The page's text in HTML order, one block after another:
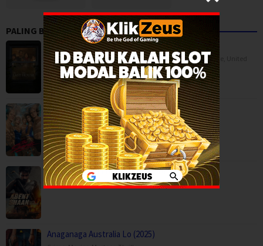
PALING BANYAK DITONTON
The Last House (2026)
BOX OFFICE, Horror, Movies,Science Fiction,Thriller ,France
Kingdom,USA
The Shards (2026)
Drama,Mystery,Serial TV,USA
Agent Shaan: Elite Pursuit (2026)
Action,Movies,
Anaganaga Australia Lo (2025)